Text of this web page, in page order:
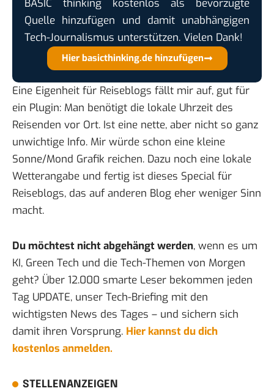
BASIC thinking kostenlos als bevorzugte
Quelle hinzufügen und damit unabhängigen
Tech-Journalismus unterstützen. Vielen Dank!
Hier basicthinking.de hinzufügen
Eine Eigenheit für Reiseblogs fällt mir auf, gut für
ein Plugin: Man benötigt die lokale Uhrzeit des
Reisenden vor Ort. Ist eine nette, aber nicht so ganz
unwichtige Info. Mir würde schon eine kleine
Sonne/Mond Grafik reichen. Dazu noch eine lokale
Wetterangabe und fertig ist dieses Special für
Reiseblogs, das auf anderen Blog eher weniger Sinn
macht.
Du möchtest nicht abgehängt werden, wenn es um
KI, Green Tech und die Tech-Themen von Morgen
geht? Über 12.000 smarte Leser bekommen jeden
Tag UPDATE, unser Tech-Briefing mit den
wichtigsten News des Tages – und sichern sich
damit ihren Vorsprung. Hier kannst du dich
kostenlos anmelden.
STELLENANZEIGEN